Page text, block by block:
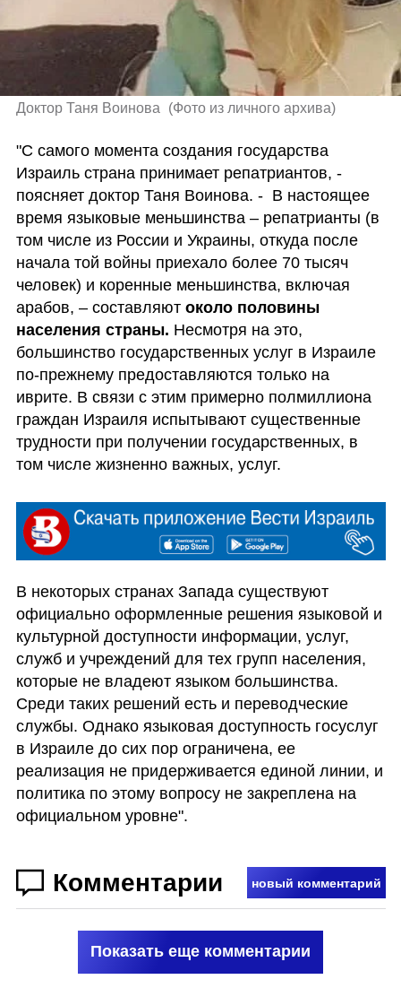
Доктор Таня Воинова (Фото из личного архива)
"С самого момента создания государства
Израиль страна принимает репатриантов, -
поясняет доктор Таня Воинова. -  В настоящее
время языковые меньшинства – репатрианты (в
том числе из России и Украины, откуда после
начала той войны приехало более 70 тысяч
человек) и коренные меньшинства, включая
арабов, – составляют около половины
населения страны. Несмотря на это,
большинство государственных услуг в Израиле
по-прежнему предоставляются только на
иврите. В связи с этим примерно полмиллиона
граждан Израиля испытывают существенные
трудности при получении государственных, в
том числе жизненно важных, услуг.
В некоторых странах Запада существуют
официально оформленные решения языковой и
культурной доступности информации, услуг,
служб и учреждений для тех групп населения,
которые не владеют языком большинства.
Среди таких решений есть и переводческие
службы. Однако языковая доступность госуслуг
в Израиле до сих пор ограничена, ее
реализация не придерживается единой линии, и
политика по этому вопросу не закреплена на
официальном уровне".
Комментарии новый комментарий
Показать еще комментарии